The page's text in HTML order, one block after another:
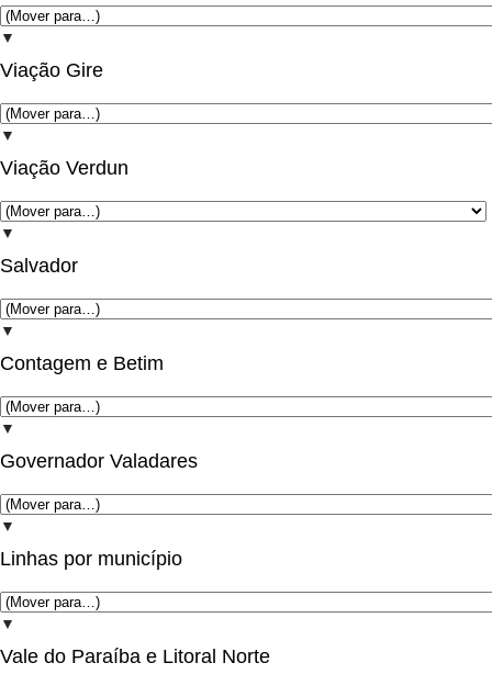
▼
Viação Gire
▼
Viação Verdun
▼
Salvador
▼
Contagem e Betim
▼
Governador Valadares
▼
Linhas por município
▼
Vale do Paraíba e Litoral Norte